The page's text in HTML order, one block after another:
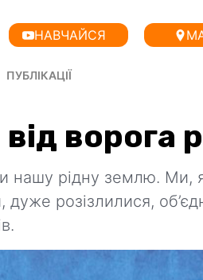
НАВЧАЙСЯ
ПУБЛІКАЦІЇ
ворога
нашу рідну землю. Ми,
дуже розізлилися,